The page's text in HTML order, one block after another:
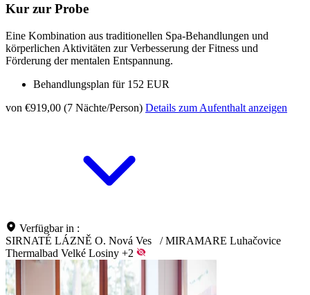
Kur zur Probe
Eine Kombination aus traditionellen Spa-Behandlungen und
körperlichen Aktivitäten zur Verbesserung der Fitness und
Förderung der mentalen Entspannung.
Behandlungsplan für 152 EUR
von €919,00 (7 Nächte/Person) Details zum Aufenthalt anzeigen
Verfügbar in :
SIRNATÉ LÁZNĚ O. Nová Ves
/ MIRAMARE Luhačovice
Thermalbad Velké Losiny +2